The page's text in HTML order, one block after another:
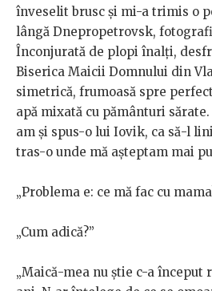
înveselit brusc și mi-a trimis o
lângă Dnepropetrovsk,
Înconjurată de plopi înalți,
Biserica Maicii Domnului din
simetrică, frumoasă spre
apă mixată cu pământuri
am și spus-o lui Iovik, ca să-l
tras-o unde mă așteptam mai
„Problema e: ce mă fac cu
„Cum adică?”
„Maică-mea nu știe c-a început